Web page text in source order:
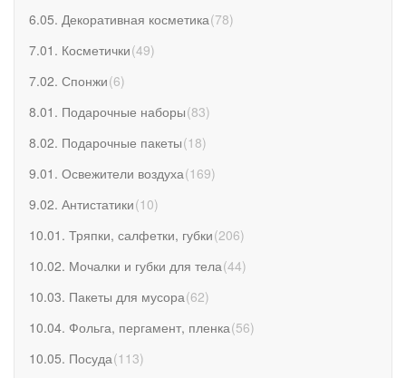
6.05. Декоративная косметика(78)
7.01. Косметички(49)
7.02. Спонжи(6)
8.01. Подарочные наборы(83)
8.02. Подарочные пакеты(18)
9.01. Освежители воздуха(169)
9.02. Антистатики(10)
10.01. Тряпки, салфетки, губки(206)
10.02. Мочалки и губки для тела(44)
10.03. Пакеты для мусора(62)
10.04. Фольга, пергамент, пленка(56)
10.05. Посуда(113)